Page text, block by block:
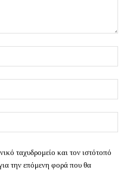
ταχυδρομείο και τον ιστότοπό
την επόμενη φορά που θα